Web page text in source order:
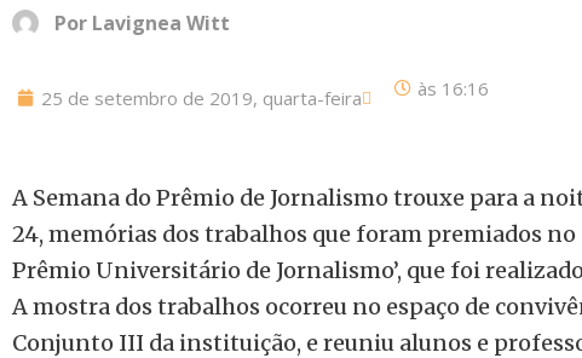
Por Lavignea Witt
25 de setembro de 2019, quarta-feira às 16:16
A Semana do Prêmio de Jornalismo trouxe para a
24, memórias dos trabalhos que foram premiados no
Prêmio Universitário de Jornalismo’, que foi
A mostra dos trabalhos ocorreu no espaço de
Conjunto III da instituição, e reuniu alunos e